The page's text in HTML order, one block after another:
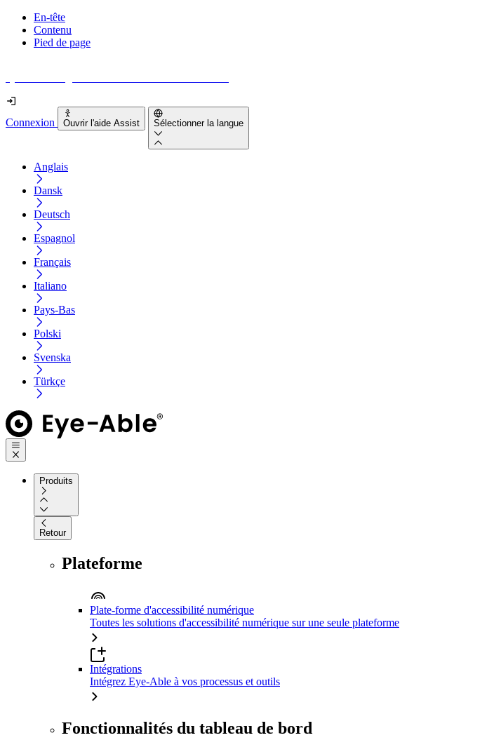
En-tête
Contenu
Pied de page
Connexion Ouvrir l'aide Assist Sélectionner la langue
Anglais
Dansk
Deutsch
Espagnol
Français
Italiano
Pays-Bas
Polski
Svenska
Türkçe
Produits
Retour
Plateforme
Plate-forme d'accessibilité numérique
Toutes les solutions d'accessibilité numérique sur une seule plateforme
Intégrations
Intégrez Eye-Able à vos processus et outils
Fonctionnalités du tableau de bord